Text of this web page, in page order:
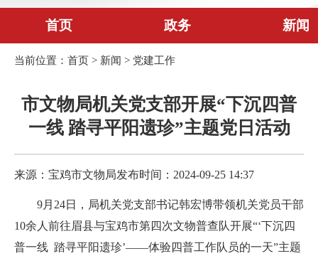
首页 政务 新闻
当前位置： 首页 > 新闻 > 党建工作
市文物局机关党支部开展“下沉四普
一线 踏寻平阳遗珍”主题党日活动
来源：宝鸡市文物局发布时间：2024-09-25 14:37
9月24日，局机关党支部书记韩宏博带领机关党员干部
10余人前往眉县与宝鸡市第四次文物普查队开展“‘下沉四
普一线 踏寻平阳遗珍’——体验四普工作队员的一天”主题